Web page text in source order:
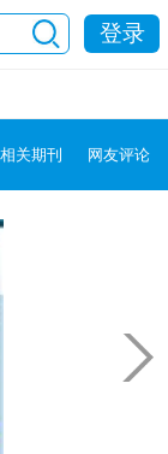
登录
相关期刊 网友评论